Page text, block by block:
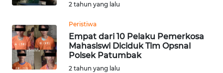
2 tahun yang lalu
Peristiwa
Empat dari 10 Pelaku Pemerkosa
Mahasiswi Diciduk Tim Opsnal
Polsek Patumbak
2 tahun yang lalu
NIAS
WN
LANGKAT